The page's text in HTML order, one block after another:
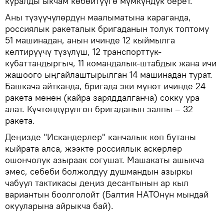
Аны түзүүчүлөрдүн маалыматына караганда,
россиялык ракеталык бригаданын толук топтому
51 машинадан, анын ичинде 12 кыймылга
келтирүүчү түзүлүш, 12 транспорттук-
кубаттандыргыч, 11 командалык-штабдык жана ичи
жашоого ыңгайлаштырылган 14 машинадан турат.
Башкача айтканда, бригада эки мүнөт ичинде 24
ракета менен (кайра заряддалганча) сокку ура
алат. Күчтөндүрүлгөн бригаданын залпы – 32
ракета.
Деңизде "Искандерлер" канчалык көп бутаны
кыйрата алса, жээкте россиялык аскерлер
ошончолук азыраак согушат. Машакаты ашыкча
эмес, себеби болжолдуу душмандын азыркы
чабуул тактикасы деңиз десантынын ар кыл
вариантын боолголойт (Балтия НАТОнун мындай
окууларына айрыкча бай).